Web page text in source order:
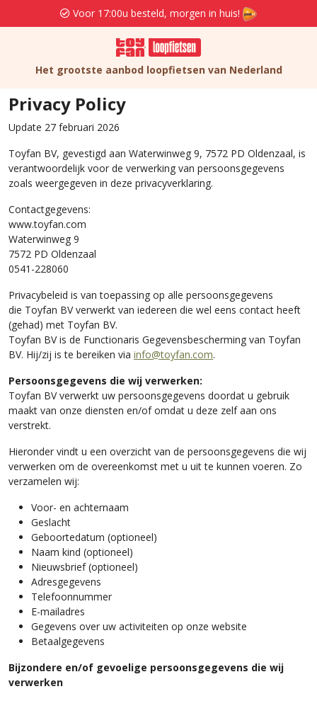
Voor 17:00u besteld, morgen in huis!
Het grootste aanbod loopfietsen van Nederland
Privacy Policy
Update 27 februari 2026
Toyfan BV, gevestigd aan Waterwinweg 9, 7572 PD Oldenzaal, is
verantwoordelijk voor de verwerking van persoonsgegevens
zoals weergegeven in deze privacyverklaring.
Contactgegevens:
www.toyfan.com
Waterwinweg 9
7572 PD Oldenzaal
0541-228060
Privacybeleid is van toepassing op alle persoonsgegevens
die Toyfan BV verwerkt van iedereen die wel eens contact heeft
(gehad) met Toyfan BV.
Toyfan BV is de Functionaris Gegevensbescherming van Toyfan
BV. Hij/zij is te bereiken via info@toyfan.com.
Persoonsgegevens die wij verwerken:
Toyfan BV verwerkt uw persoonsgegevens doordat u gebruik
maakt van onze diensten en/of omdat u deze zelf aan ons
verstrekt.
Hieronder vindt u een overzicht van de persoonsgegevens die wij
verwerken om de overeenkomst met u uit te kunnen voeren. Zo
verzamelen wij:
Voor- en achternaam
Geslacht
Geboortedatum (optioneel)
Naam kind (optioneel)
Nieuwsbrief (optioneel)
Adresgegevens
Telefoonnummer
E-mailadres
Gegevens over uw activiteiten op onze website
Betaalgegevens
Bijzondere en/of gevoelige persoonsgegevens die wij
verwerken